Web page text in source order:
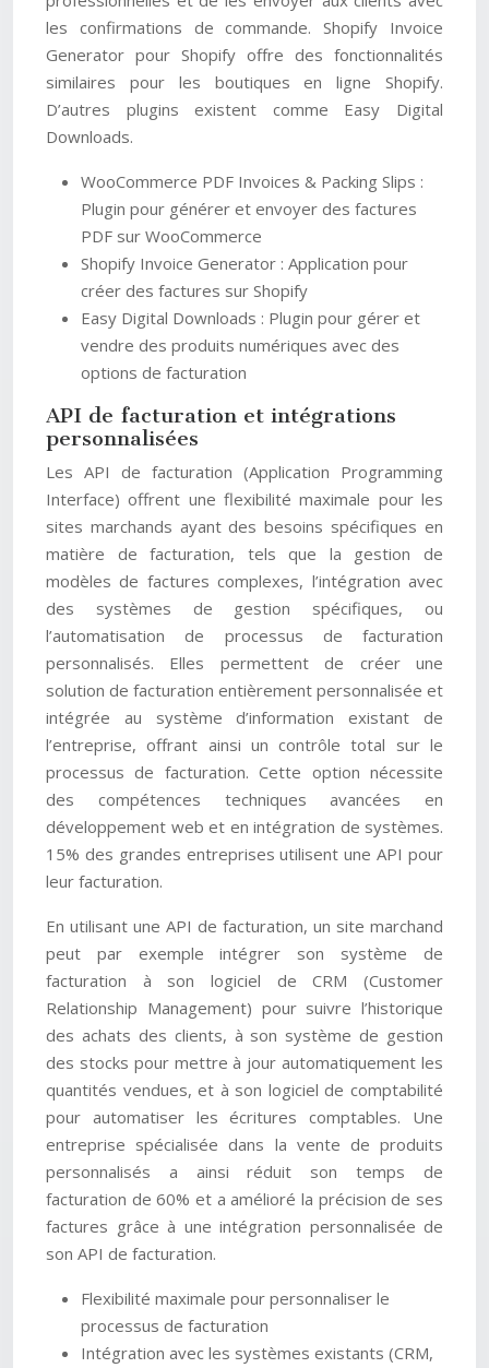
les confirmations de commande. Shopify Invoice
Generator pour Shopify offre des fonctionnalités
similaires pour les boutiques en ligne Shopify.
D’autres plugins existent comme Easy Digital
Downloads.
WooCommerce PDF Invoices & Packing Slips :
Plugin pour générer et envoyer des factures
PDF sur WooCommerce
Shopify Invoice Generator : Application pour
créer des factures sur Shopify
Easy Digital Downloads : Plugin pour gérer et
vendre des produits numériques avec des
options de facturation
API de facturation et intégrations
personnalisées
Les API de facturation (Application Programming
Interface) offrent une flexibilité maximale pour les
sites marchands ayant des besoins spécifiques en
matière de facturation, tels que la gestion de
modèles de factures complexes, l’intégration avec
des systèmes de gestion spécifiques, ou
l’automatisation de processus de facturation
personnalisés. Elles permettent de créer une
solution de facturation entièrement personnalisée et
intégrée au système d’information existant de
l’entreprise, offrant ainsi un contrôle total sur le
processus de facturation. Cette option nécessite
des compétences techniques avancées en
développement web et en intégration de systèmes.
15% des grandes entreprises utilisent une API pour
leur facturation.
En utilisant une API de facturation, un site marchand
peut par exemple intégrer son système de
facturation à son logiciel de CRM (Customer
Relationship Management) pour suivre l’historique
des achats des clients, à son système de gestion
des stocks pour mettre à jour automatiquement les
quantités vendues, et à son logiciel de comptabilité
pour automatiser les écritures comptables. Une
entreprise spécialisée dans la vente de produits
personnalisés a ainsi réduit son temps de
facturation de 60% et a amélioré la précision de ses
factures grâce à une intégration personnalisée de
son API de facturation.
Flexibilité maximale pour personnaliser le
processus de facturation
Intégration avec les systèmes existants (CRM,